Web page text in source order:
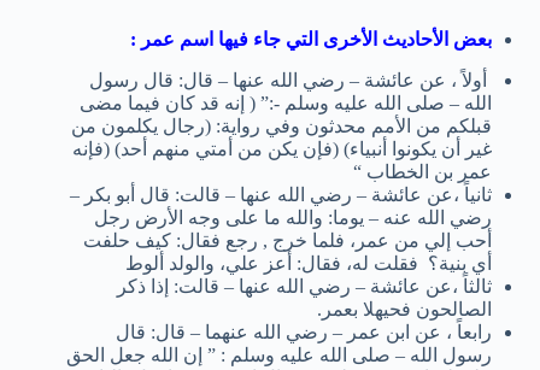
بعض الأحاديث الأخرى التي جاء فيها اسم عمر :
أولاً ، عن عائشة – رضي الله عنها – قال: قال رسول
الله – صلى الله عليه وسلم -:” ( إنه قد كان فيما مضى
قبلكم من الأمم محدثون وفي رواية: (رجال يكلمون من
غير أن يكونوا أنبياء) (فإن يكن من أمتي منهم أحد) (فإنه
عمر بن الخطاب “
ثانياً ،عن عائشة – رضي الله عنها – قالت: قال أبو بكر –
رضي الله عنه – يوما: والله ما على وجه الأرض رجل
أحب إلي من عمر، فلما خرج , رجع فقال: كيف حلفت
أي بنية؟ فقلت له، فقال: أعز علي، والولد ألوط
ثالثاً ،عن عائشة – رضي الله عنها – قالت: إذا ذكر
الصالحون فحيهلا بعمر.
رابعاً ، عن ابن عمر – رضي الله عنهما – قال: قال
رسول الله – صلى الله عليه وسلم : ” إن الله جعل الحق